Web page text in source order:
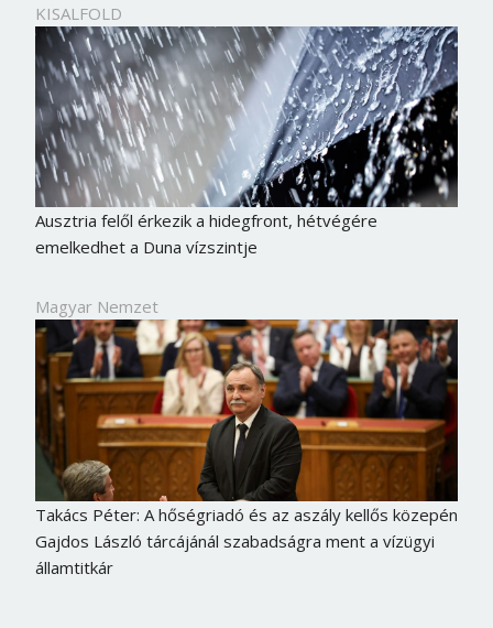
KISALFOLD
Ausztria felől érkezik a hidegfront, hétvégére
emelkedhet a Duna vízszintje
Magyar Nemzet
Takács Péter: A hőségriadó és az aszály kellős közepén
Gajdos László tárcájánál szabadságra ment a vízügyi
államtitkár